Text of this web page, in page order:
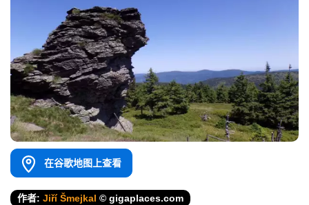
在谷歌地图上查看
作者: Jiří Šmejkal © gigaplaces.com